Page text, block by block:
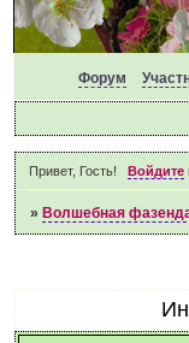
Форум
Привет, Гость! Войдите
» Волшебная